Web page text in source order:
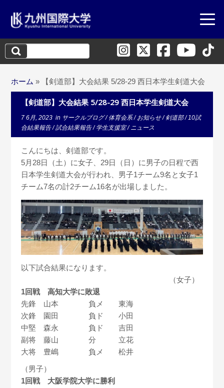
検
索:
ホーム » 【剣道部】大会結果 5/28-29 西日本学生剣道大会
【剣道部】大会結果 5/28-29 西日本学生剣道大会
7 6月, 2023 in サークルブログ/体育会系/お知らせ/剣道部/10試
合結果報告/試合結果報告/学生支援室/ニュース
こんにちは、剣道部です。
5月28日（土）に女子、29日（日）に男子の日程で西
日本学生剣道大会が行われ、男子1チーム9名と女子1
チーム7名の計2チーム16名が出場しました。
以下試合結果になります。
（女子）
1回戦 高知大学に敗退
先鋒 山本 負メ 東海
次鋒 園田 負ド 小田
中堅 森永 負ド 吉田
副将 藤山 分 立花
大将 豊嶋 負メ 松井
（男子）
1回戦 大阪学院大学に勝利